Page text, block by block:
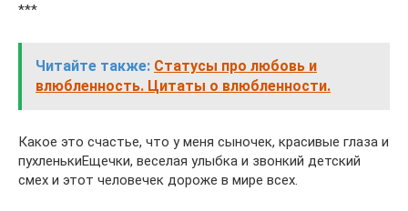
***
Читайте также: Статусы про любовь и
влюбленность. Цитаты о влюбленности.
Какое это счастье, что у меня сыночек, красивые глаза и
пухленькиЕщечки, веселая улыбка и звонкий детский
смех и этот человечек дороже в мире всех.